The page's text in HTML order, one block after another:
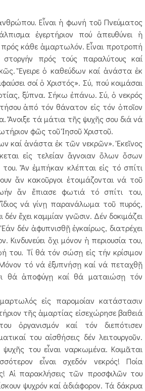
Εἶναι ἡ φωνή τοῦ Πνεύματος
ἐγερτήριον πού ἀπευθύνει ἡ
κάθε ἁμαρτωλόν. Εἶναι προτροπή
πρός τούς παραλύτους καί
Ἔγειρε ὁ καθεύδων καί ἀνάστα ἐκ
σοί ὁ Χριστός». Σύ, πού κοιμάσαι
ξύπνα. Σήκω ἐπάνω. Σύ, ὁ νεκρός
ἀπό τόν θάνατον εἰς τόν ὁποῖον
Ἄνοιξε τά μάτια τῆς ψυχῆς σου διά νά
φῶς τοῦ Ἰησοῦ Χριστοῦ.
καί ἀνάστα ἐκ τῶν νεκρῶν». Ἐκεῖνος
εἰς τελείαν ἄγνοιαν ὅλων ὅσων
του. Ἄν ἐμπήκαν κλέπται εἰς τό σπίτι
ἄν κακοῦργοι ἑτοιμάζονται νά τοῦ
ἄν ἔπιασε φωτιά τό σπίτι του,
νά γίνῃ παρανάλωμα τοῦ πυρός,
δέν ἔχει καμμίαν γνῶσιν. Δέν δοκιμάζει
δέν ἀφυπνισθῇ ἐγκαίρως, διατρέχει
Κινδυνεύει ὅχι μόνον ἡ περιουσία του,
του. Τί θά τόν σώσῃ εἰς τήν κρίσιμον
τό νά ἐξυπνήσῃ καί νά πεταχθῇ
θά ἀποφύγῃ καί θά ματαιώσῃ τόν
εἰς παρομοίαν κατάστασιν
τῆς ἁμαρτίας εἰσεχώρησε βαθειά
ὀργανισμόν καί τόν διεπότισεν
του αἰσθήσεις δέν λειτουργοῦν.
του εἶναι ναρκωμένα. Κοιμᾶται
εἶναι σχεδόν νεκρός! Ποία
Αἱ παρακλήσεις τῶν προσφιλῶν του
ψυχρόν καί ἀδιάφορον. Τά δάκρυα